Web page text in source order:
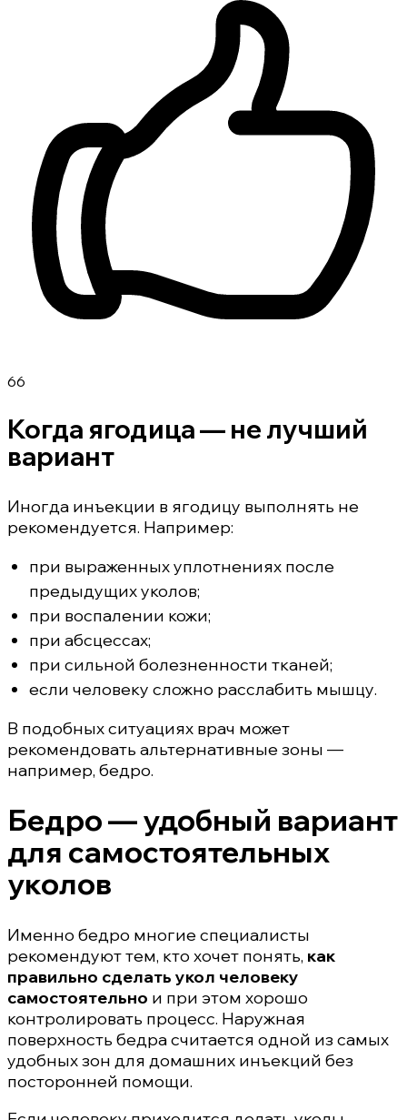
66
Когда ягодица — не лучший
вариант
Иногда инъекции в ягодицу выполнять не
рекомендуется. Например:
при выраженных уплотнениях после
предыдущих уколов;
при воспалении кожи;
при абсцессах;
при сильной болезненности тканей;
если человеку сложно расслабить мышцу.
В подобных ситуациях врач может
рекомендовать альтернативные зоны —
например, бедро.
Бедро — удобный вариант
для самостоятельных
уколов
Именно бедро многие специалисты
рекомендуют тем, кто хочет понять, как
правильно сделать укол человеку
самостоятельно и при этом хорошо
контролировать процесс. Наружная
поверхность бедра считается одной из самых
удобных зон для домашних инъекций без
посторонней помощи.